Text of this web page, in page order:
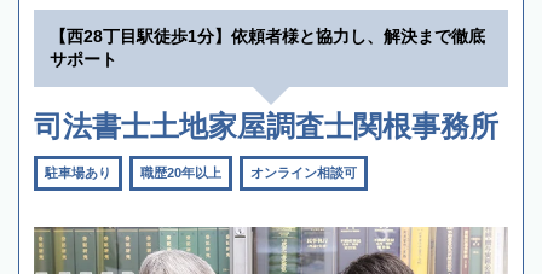
【西28丁目駅徒歩1分】依頼者様と協力し、解決まで徹底
サポート
司法書士土地家屋調査士関根事務所
駐車場あり 職歴20年以上 オンライン相談可